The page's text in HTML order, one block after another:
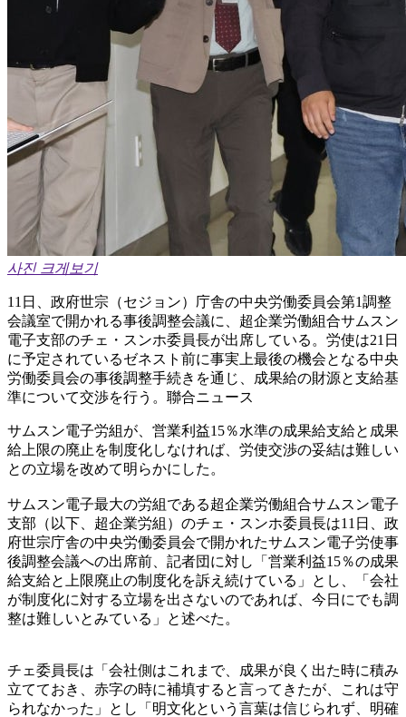
사진 크게보기
11日、政府世宗（セジョン）庁舎の中央労働委員会第1調整
会議室で開かれる事後調整会議に、超企業労働組合サムスン
電子支部のチェ・スンホ委員長が出席している。労使は21日
に予定されているゼネスト前に事実上最後の機会となる中央
労働委員会の事後調整手続きを通じ、成果給の財源と支給基
準について交渉を行う。聯合ニュース
サムスン電子労組が、営業利益15％水準の成果給支給と成果
給上限の廃止を制度化しなければ、労使交渉の妥結は難しい
との立場を改めて明らかにした。
サムスン電子最大の労組である超企業労働組合サムスン電子
支部（以下、超企業労組）のチェ・スンホ委員長は11日、政
府世宗庁舎の中央労働委員会で開かれたサムスン電子労使事
後調整会議への出席前、記者団に対し「営業利益15％の成果
給支給と上限廃止の制度化を訴え続けている」とし、「会社
が制度化に対する立場を出さないのであれば、今日にでも調
整は難しいとみている」と述べた。
チェ委員長は「会社側はこれまで、成果が良く出た時に積み
立てておき、赤字の時に補填すると言ってきたが、これは守
られなかった」とし「明文化という言葉は信じられず、明確